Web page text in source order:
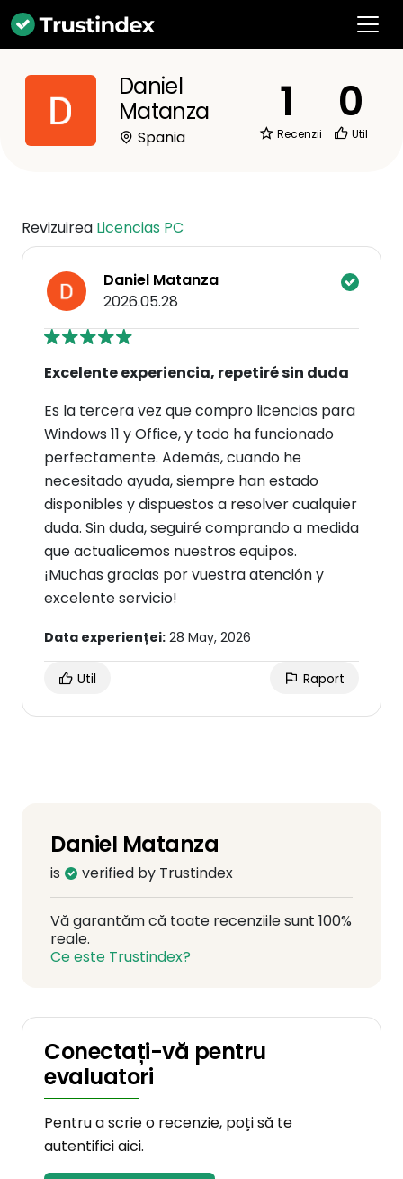
Daniel
Matanza
Spania
1
Recenzii
0
Util
Revizuirea Licencias PC
Daniel Matanza
2026.05.28
Excelente experiencia, repetiré sin duda
Es la tercera vez que compro licencias para
Windows 11 y Office, y todo ha funcionado
perfectamente. Además, cuando he
necesitado ayuda, siempre han estado
disponibles y dispuestos a resolver cualquier
duda. Sin duda, seguiré comprando a medida
que actualicemos nuestros equipos.
¡Muchas gracias por vuestra atención y
excelente servicio!
Data experienței: 28 May, 2026
Util Raport
Daniel Matanza
is verified by Trustindex
Vă garantăm că toate recenziile sunt 100%
reale.
Ce este Trustindex?
Conectați-vă pentru
evaluatori
Pentru a scrie o recenzie, poți să te
autentifici aici.